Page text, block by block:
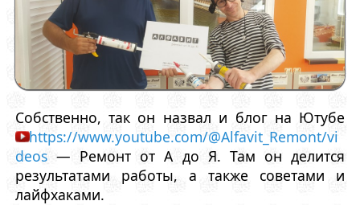
Собственно, так он назвал и блог на Ютубе
https://www.youtube.com/@Alfavit_Remont/vi
deos— Ремонт от А до Я. Там он делится
результатами работы, а также советами и
лайфхаками.